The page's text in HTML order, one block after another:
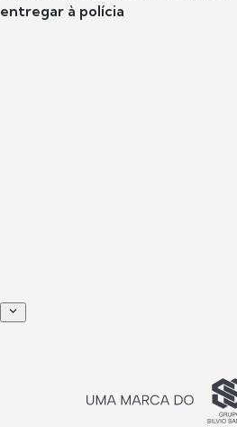
entregar à polícia